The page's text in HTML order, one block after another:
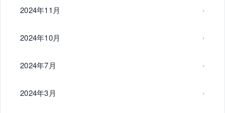
2024年11月
2024年10月
2024年7月
2024年3月